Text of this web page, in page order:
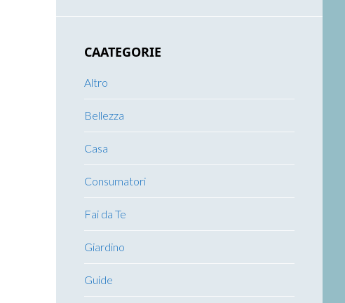
CAATEGORIE
Altro
Bellezza
Casa
Consumatori
Fai da Te
Giardino
Guide